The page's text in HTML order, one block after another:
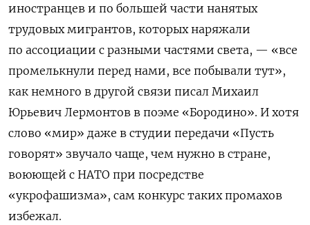
иностранцев и по большей части нанятых
трудовых мигрантов, которых наряжали
по ассоциации с разными частями света, — «все
промелькнули перед нами, все побывали тут»,
как немного в другой связи писал Михаил
Юрьевич Лермонтов в поэме «Бородино». И хотя
слово «мир» даже в студии передачи «Пусть
говорят» звучало чаще, чем нужно в стране,
воюющей с НАТО при посредстве
«укрофашизма», сам конкурс таких промахов
избежал.